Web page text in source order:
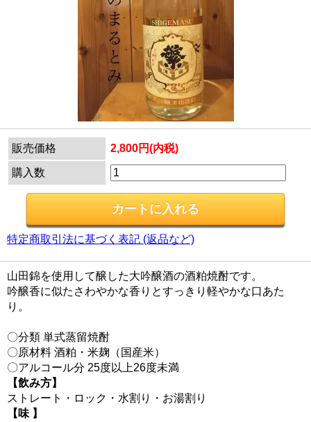
販売価格 2,800円(内税)
購入数
特定商取引法に基づく表記 (返品など)
山田錦を使用して醸した大吟醸酒の酒粕焼酎です。
吟醸香に似たさわやかな香りとすっきり軽やかな口あた
り。
〇分類 単式蒸留焼酎
〇原材料 酒粕・米麹（国産米）
〇アルコール分 25度以上26度未満
【飲み方】
ストレート・ロック・水割り・お湯割り
【味 】